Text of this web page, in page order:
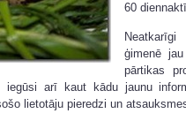
60
ģimenē
pārtikas
arī kaut kādu jaunu
lietotāju pieredzi un